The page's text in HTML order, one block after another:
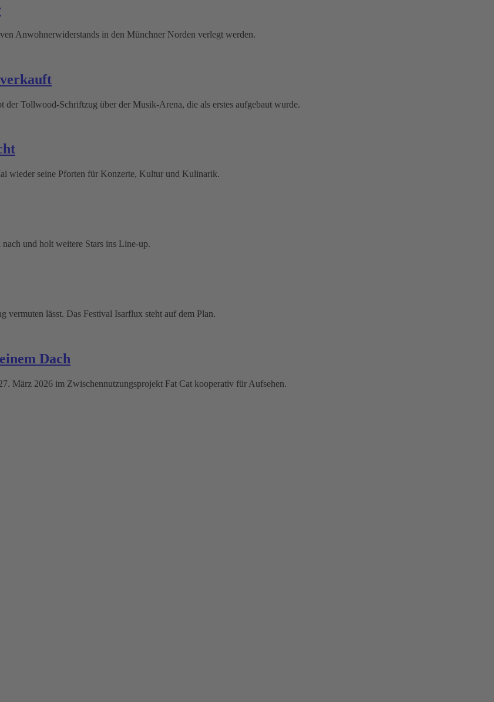
Anwohnerwiderstands in den Münchner Norden verlegt werden.
Tollwood-Schriftzug über der Musik-Arena, die als erstes aufgebaut wurde.
wieder seine Pforten für Konzerte, Kultur und Kulinarik.
und holt weitere Stars ins Line-up.
vermuten lässt. Das Festival Isarflux steht auf dem Plan.
Dach
März 2026 im Zwischennutzungsprojekt Fat Cat kooperativ für Aufsehen.